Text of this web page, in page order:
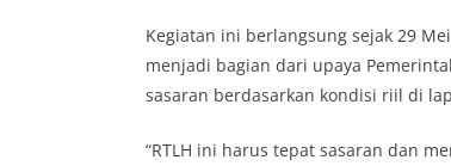
Kegiatan ini berlangsung sejak 29
menjadi bagian dari upaya
sasaran berdasarkan kondisi riil di
“RTLH ini harus tepat sasaran dan